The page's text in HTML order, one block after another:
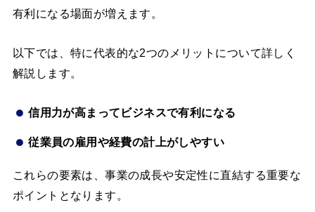
有利になる場面が増えます。
以下では、特に代表的な2つのメリットについて詳しく
解説します。
信用力が高まってビジネスで有利になる
従業員の雇用や経費の計上がしやすい
これらの要素は、事業の成長や安定性に直結する重要な
ポイントとなります。